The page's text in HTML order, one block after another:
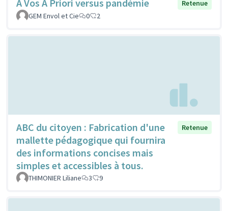
A Vos A Priori versus pandémie
Retenue
GEM Envol et Cie
0 2
ABC du citoyen : Fabrication d'une
mallette pédagogique qui fournira
des informations concises mais
simples et accessibles à tous.
Retenue
THIMONIER Liliane 3 9